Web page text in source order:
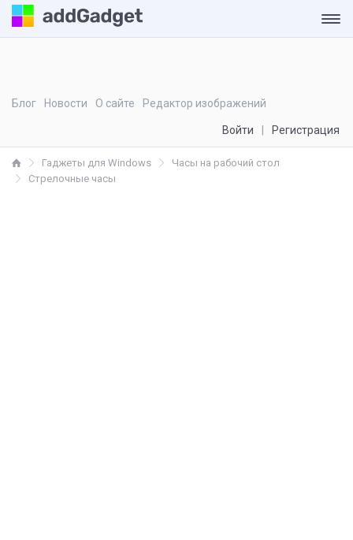
Блог Новости О сайте Редактор изображений
Войти Регистрация
Гаджеты для Windows
Часы на рабочий стол
Стрелочные часы